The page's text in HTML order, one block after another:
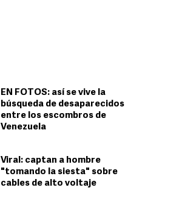
EN FOTOS: así se vive la
búsqueda de desaparecidos
entre los escombros de
Venezuela
Viral: captan a hombre
"tomando la siesta" sobre
cables de alto voltaje